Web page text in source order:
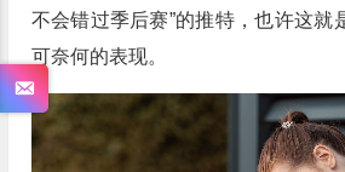
不会错过季后赛”的推特，也许这就
可奈何的表现。